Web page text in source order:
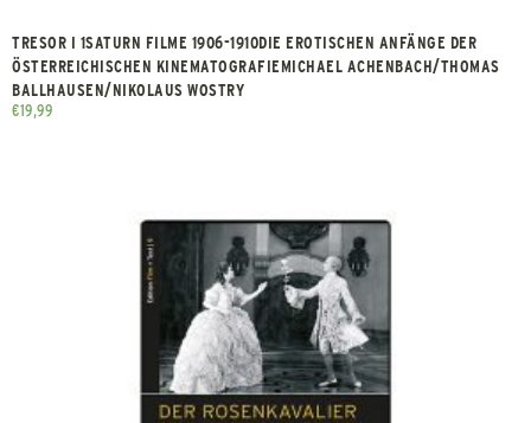
TRESOR I 1SATURN FILME 1906-1910DIE EROTISCHEN ANFÄNGE DER
ÖSTERREICHISCHEN KINEMATOGRAFIEMICHAEL ACHENBACH/THOMAS
BALLHAUSEN/NIKOLAUS WOSTRY
€19,99